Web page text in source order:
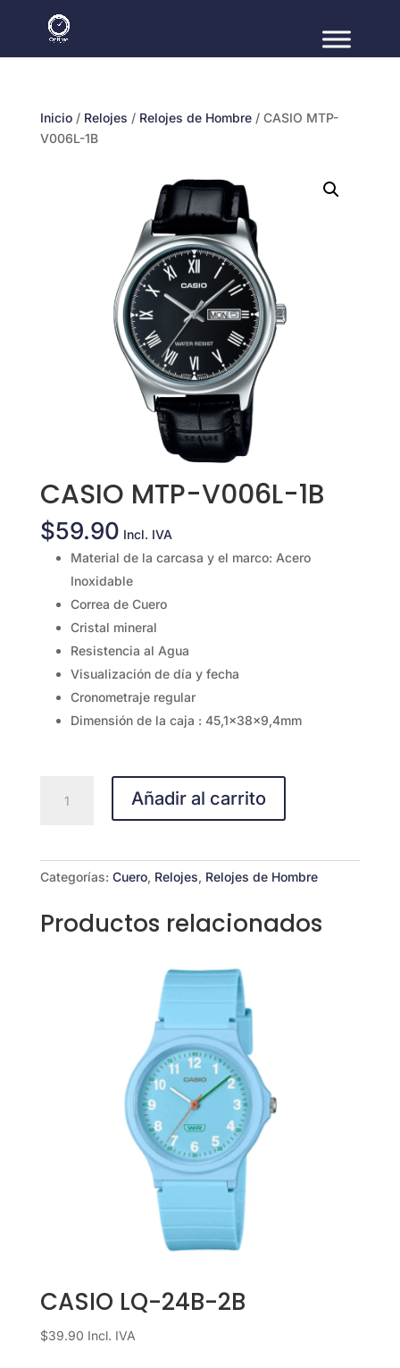
Inicio/ Relojes / Relojes de Hombre/ CASIO MTP-
V006L-1B
CASIO MTP-V006L-1B
$59.90 Incl. IVA
Material de la carcasa y el marco: Acero
Inoxidable
Correa de Cuero
Cristal mineral
Resistencia al Agua
Visualización de día y fecha
Cronometraje regular
Dimensión de la caja : 45,1x38x9,4mm
MTP-
Añadir al carrito
Categorías: Cuero, Relojes, Relojes de Hombre
Productos relacionados
CASIO LQ-24B-2B
$39.90 Incl. IVA